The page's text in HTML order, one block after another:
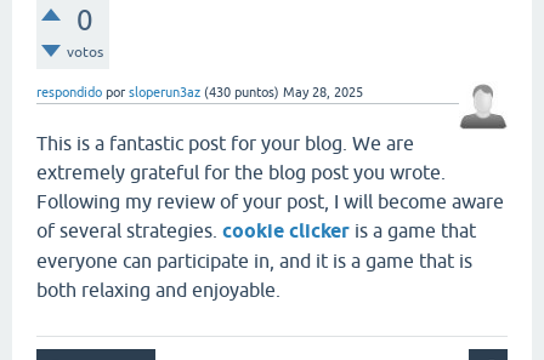
0
votos
respondido por sloperun3az (430 puntos) May 28, 2025
This is a fantastic post for your blog. We are
extremely grateful for the blog post you wrote.
Following my review of your post, I will become aware
of several strategies. cookie clicker is a game that
everyone can participate in, and it is a game that is
both relaxing and enjoyable.